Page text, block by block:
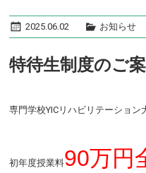
2025.06.02 お知らせ
特待生制度のご案
専門学校YICリハビリテーション
初年度授業料90万円